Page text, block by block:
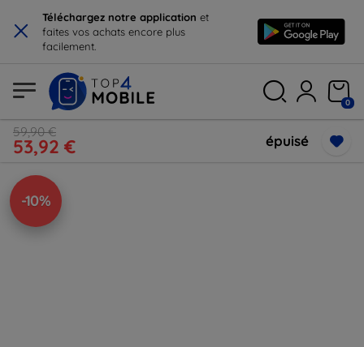
× Téléchargez notre application et
faites vos achats encore plus
facilement.
0
59,90 €
53,92 € épuisé
-10%